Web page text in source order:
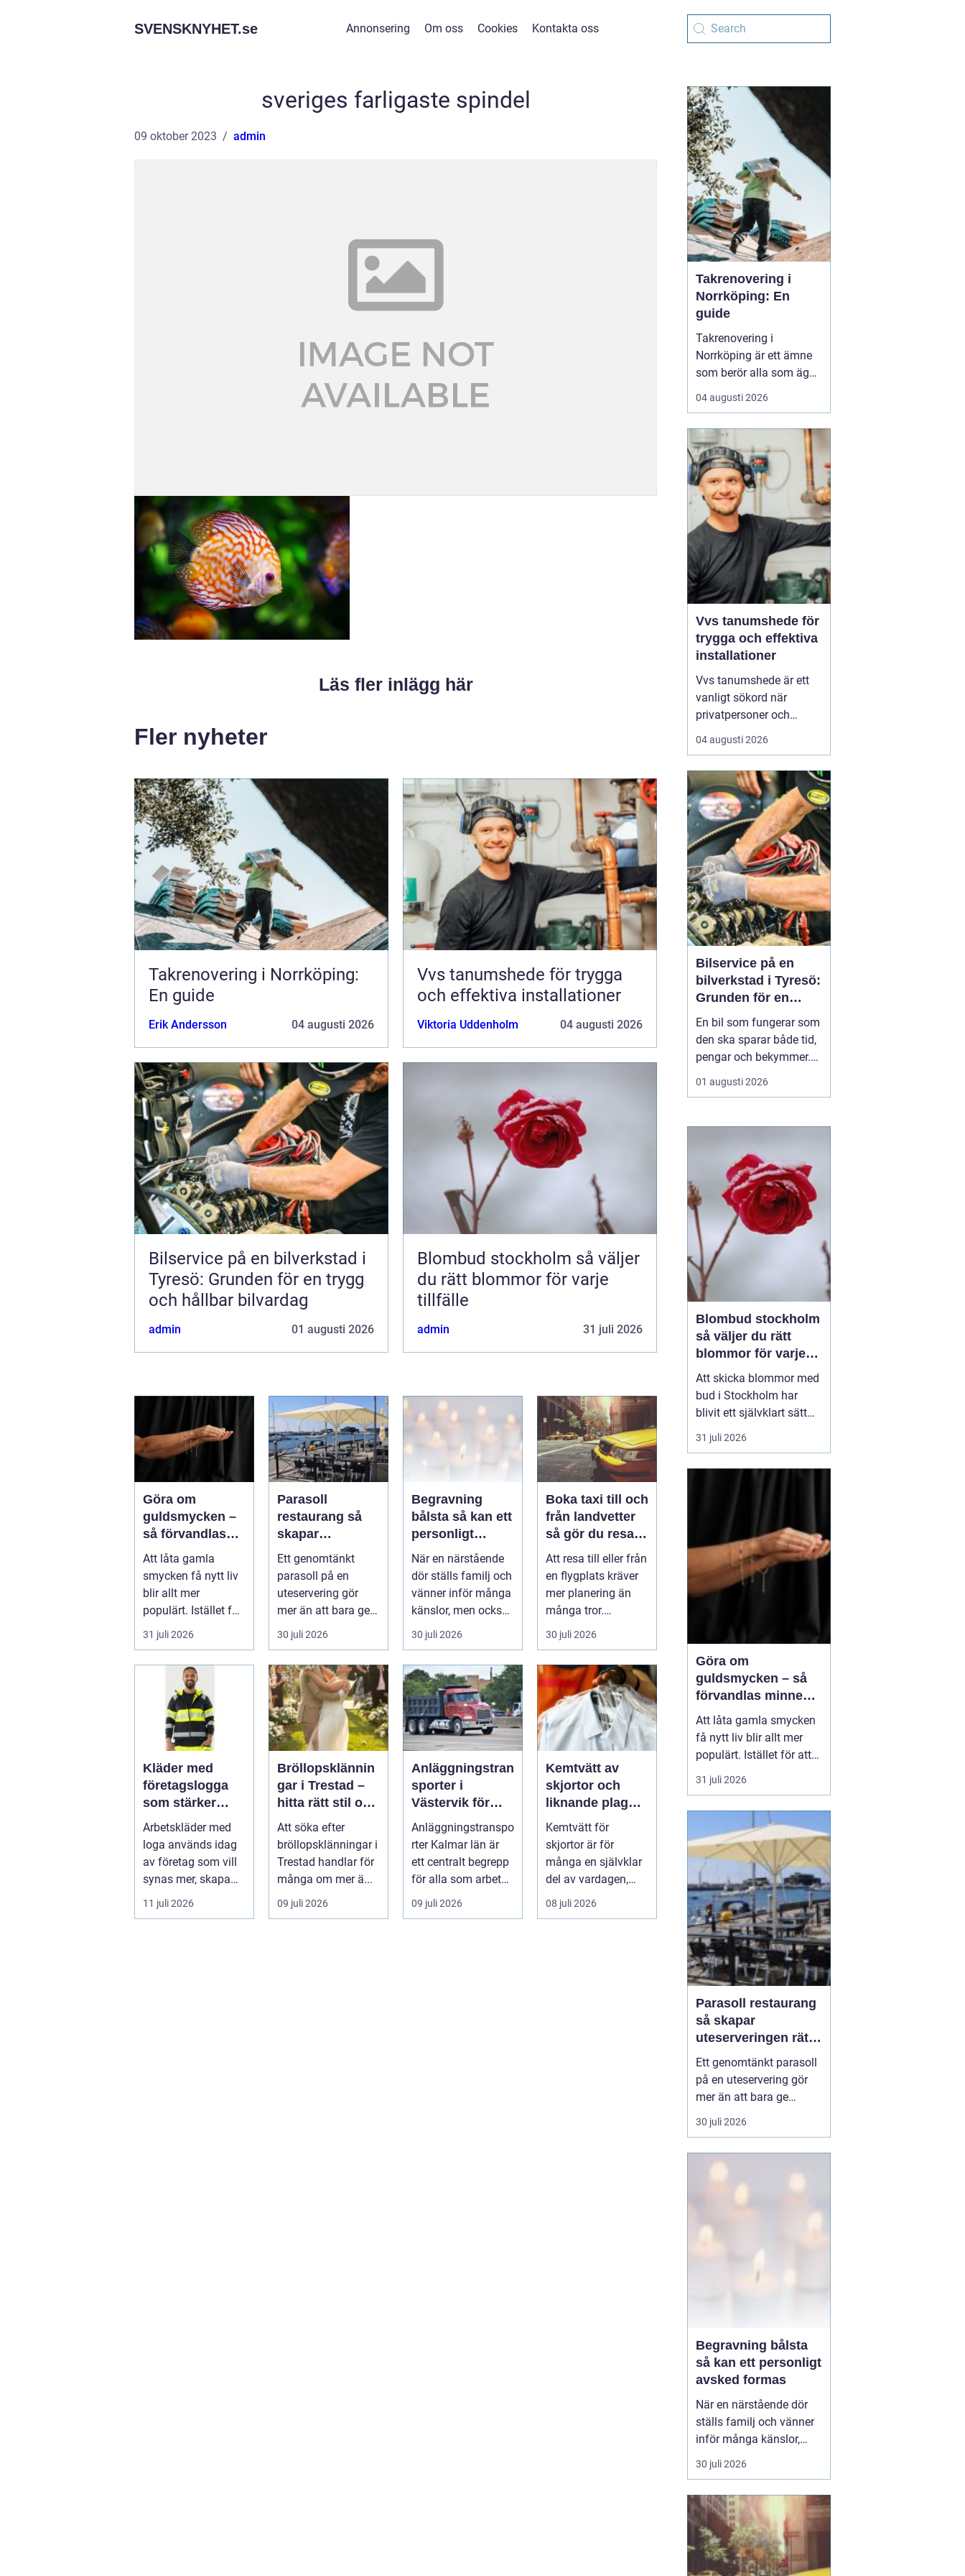
SVENSKNYHET.se Annonsering Om oss Cookies Kontakta oss
sveriges farligaste spindel
09 oktober 2023 admin
Läs fler inlägg här
Fler nyheter
Takrenovering i Norrköping:
En guide
Erik Andersson 04 augusti 2026
Vvs tanumshede för trygga
och effektiva installationer
Viktoria Uddenholm 04 augusti 2026
Bilservice på en bilverkstad i
Tyresö: Grunden för en trygg
och hållbar bilvardag
admin 01 augusti 2026
Blombud stockholm så väljer
du rätt blommor för varje
tillfälle
admin 31 juli 2026
Göra om
guldsmycken –
så förvandlas
minnen till nya
favoriter
Att låta gamla
smycken få nytt liv
blir allt mer
populärt. Istället för
a...
31 juli 2026
Parasoll
restaurang så
skapar
uteserveringen
rätt känsla året
runt
Ett genomtänkt
parasoll på en
uteservering gör
mer än att bara ge
skugga. Det
påverkar hur länge
gäs...
30 juli 2026
Begravning
bålsta så kan ett
personligt
avsked formas
När en närstående
dör ställs familj och
vänner inför många
känslor, men också
praktiska beslut. En
b...
30 juli 2026
Boka taxi till och
från landvetter
så gör du resan
trygg och
smidig
Att resa till eller från
en flygplats kräver
mer planering än
många tror.
Flygtider, packning,
säker...
30 juli 2026
Kläder med
företagslogga
som stärker
varumärket
varje dag
Arbetskläder med
loga används idag
av företag som vill
synas mer, skapa
stolthet inte...
11 juli 2026
Bröllopsklännin
gar i Trestad –
hitta rätt stil och
passform inför
den stora dagen
Att söka efter
bröllopsklänningar i
Trestad handlar för
många om mer ä...
09 juli 2026
Anläggningstran
sporter i
Västervik för
effektiva
byggprojekt
Anläggningstranspo
rter Kalmar län är
ett centralt begrepp
för alla som arbetar
m...
09 juli 2026
Kemtvätt av
skjortor och
liknande plagg:
Så fungerar
professionell
klädvård i
praktiken
Kemtvätt för
skjortor är för
många en självklar
del av vardagen,
men ...
08 juli 2026
Takrenovering i
Norrköping: En
guide
Takrenovering i
Norrköping är ett ämne
som berör alla som äger
hus, radhus eller
flerfamiljshus i området.
viktigaste skydd mot
regn, snö och fukt, och
en i tid genomförd
renovering kan sp...
04 augusti 2026
Vvs tanumshede för
trygga och effektiva
installationer
Vvs tanumshede är ett
vanligt sökord när
privatpersoner och
företag behöver hjälp
med värme, vatten och
Många undrar vad som
skiljer en seriös vvs
partner från en tillfällig
lösning, hur en
installation bör gå till
och vilka...
04 augusti 2026
Bilservice på en
bilverkstad i Tyresö:
Grunden för en
trygg och hållbar
bilvardag
En bil som fungerar som
den ska sparar både tid,
pengar och bekymmer.
För många förare blir
servicefrågan ändå
tills en varningslampa
känns fel. Ge...
01 augusti 2026
Blombud stockholm
så väljer du rätt
blommor för varje
tillfälle
Att skicka blommor med
bud i Stockholm har
blivit ett självklart sätt
att visa omtanke, fira
stora händelser eller
svårt att formulera i ord.
sekunder, oavsett om
mottagaren befinner sig
på konto...
31 juli 2026
Göra om
guldsmycken – så
förvandlas minnen
till nya favoriter
Att låta gamla smycken
få nytt liv blir allt mer
populärt. Istället för att
låta arvegods ligga i en
låda kan de formas om
passar stilen i dag och
bär med sig historien.
N&au...
31 juli 2026
Parasoll restaurang
så skapar
uteserveringen rätt
känsla året runt
Ett genomtänkt parasoll
på en uteservering gör
mer än att bara ge
skugga. Det påverkar hur
länge gästerna stannar,
och om de väljer att
komma tillbaka. När
kraven på komfort,
30 juli 2026
Begravning bålsta
så kan ett personligt
avsked formas
När en närstående dör
ställs familj och vänner
inför många känslor,
men också praktiska
beslut.
ceremoni i någon av
Håbo församlings kyrkor
eller ka...
30 juli 2026